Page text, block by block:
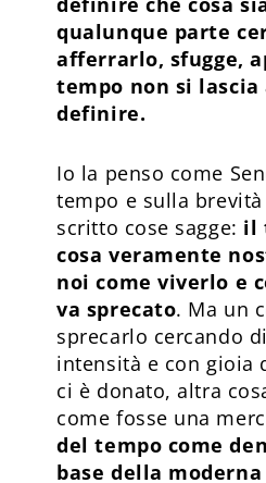
qualunque parte
afferrarlo, sfugge,
tempo non si
definire.
Io la penso come
tempo e sulla
scritto cose sagge: il
cosa veramente
noi come viverlo e
va sprecato. Ma un
sprecarlo cercando
intensità e con gioia
ci è donato, altra
come fosse una
del tempo come
base della